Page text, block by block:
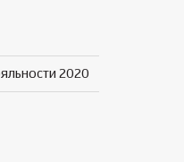
2020